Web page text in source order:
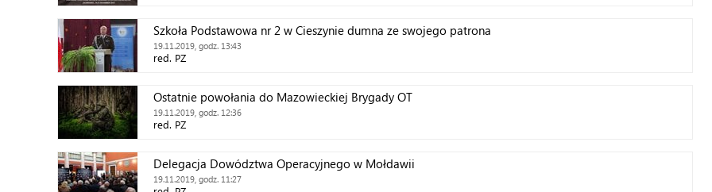
Szkoła Podstawowa nr 2 w Cieszynie dumna ze swojego patrona
19.11.2019, godz. 13:43
red. PZ
Ostatnie powołania do Mazowieckiej Brygady OT
19.11.2019, godz. 12:36
red. PZ
Delegacja Dowództwa Operacyjnego w Mołdawii
19.11.2019, godz. 11:27